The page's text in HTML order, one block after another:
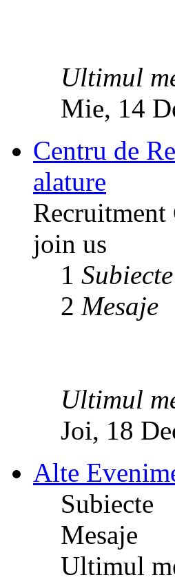
Ultimul
Mie, 14
Centru de
alature
join us
1 Subiecte
2 Mesaje
Ultimul
Joi, 18
Alte
Subiecte
Mesaje
Ultimul